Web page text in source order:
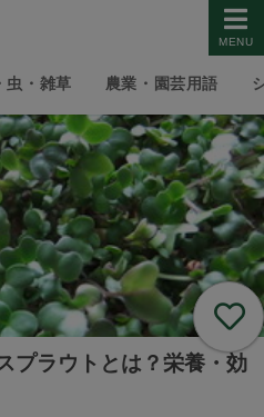
MENU
虫・雑草 農業・園芸用語
プラウトとは？栄養・効